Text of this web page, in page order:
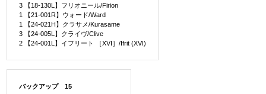
3 【18-130L】フリオニール/Firion
1 【21-001R】ウォード/Ward
1 【24-021H】クラサメ/Kurasame
3 【24-005L】クライヴ/Clive
2 【24-001L】イフリート ［XVI］/Ifrit (XVI)
バックアップ 15